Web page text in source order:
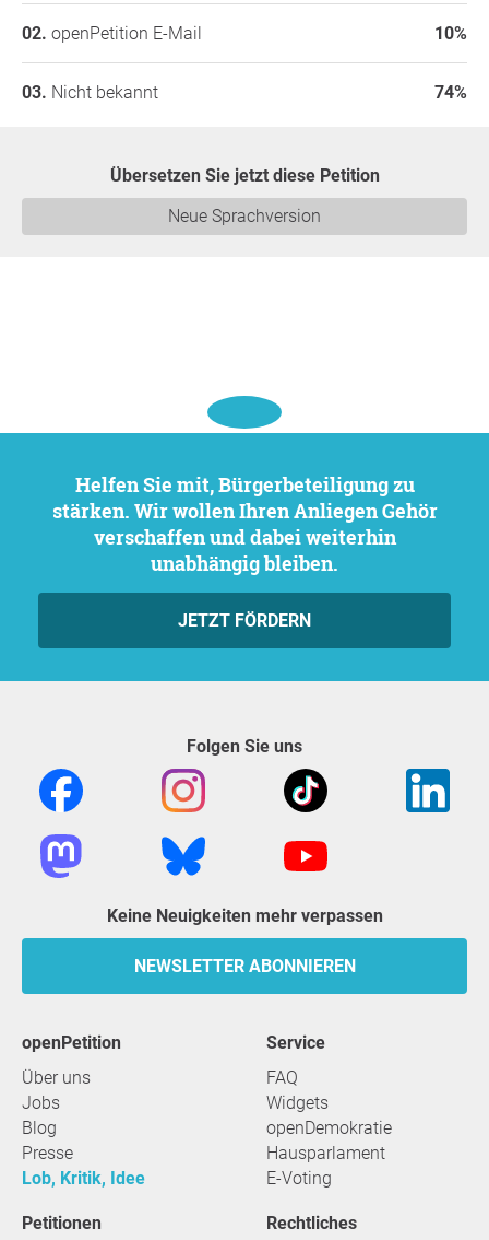
openPetition E-Mail 10%
Nicht bekannt 74%
Übersetzen Sie jetzt diese Petition
Neue Sprachversion
Helfen Sie mit, Bürgerbeteiligung zu
stärken. Wir wollen Ihren Anliegen Gehör
verschaffen und dabei weiterhin
unabhängig bleiben.
JETZT FÖRDERN
Folgen Sie uns
Keine Neuigkeiten mehr verpassen
NEWSLETTER ABONNIEREN
openPetition
Über uns
Jobs
Blog
Presse
Lob, Kritik, Idee
Service
FAQ
Widgets
openDemokratie
Hausparlament
E-Voting
Petitionen Rechtliches